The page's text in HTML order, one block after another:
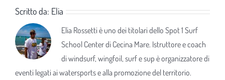
Scritto da: Elia
Elia Rossetti è uno dei titolari dello Spot 1 Surf
School Center di Cecina Mare. Istruttore e coach
di windsurf, wingfoil, surf e sup è organizzatore di
eventi legati ai watersports e alla promozione del territorio.